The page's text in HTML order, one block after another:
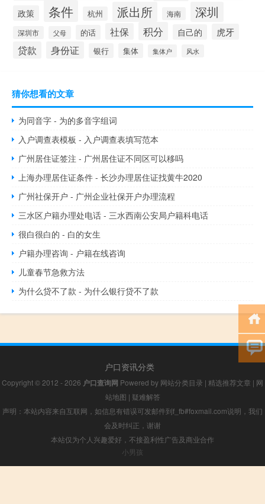
政策 条件 杭州 派出所 海南 深圳
深圳市 父母 的话 社保 积分 自己的 虎牙
贷款 身份证 银行 集体 集体户 风水
猜你想看的文章
为同音字 - 为的多音字组词
入户调查表模板 - 入户调查表填写范本
广州居住证签注 - 广州居住证不同区可以移吗
上海办理居住证条件 - 长沙办理居住证找黄牛2020
广州社保开户 - 广州企业社保开户办理流程
三水区户籍办理处电话 - 三水西南公安局户籍科电话
很白很白的 - 白的女生
户籍办理咨询 - 户籍在线咨询
儿童春节急救方法
为什么贷不了款 - 为什么银行贷不了款
户口资讯分类
Copyright © 2012 - 2026 户口查询网 Powered by 网站分类目录 | 精选推荐文章 | 网
站地图 | 疑难解答
声明：本站内容来自互联网，如信息有错误可发邮件到f_fb#foxmail.com说明，我们
会及时纠正，谢谢
本站仅为个人兴趣爱好，不接盈利性广告及商业合作
小男孩